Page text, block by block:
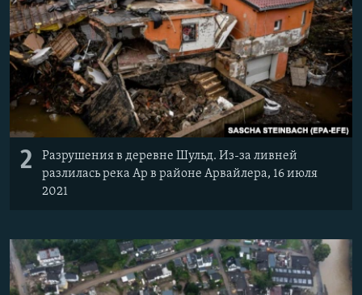
2
Разрушения в деревне Шульд. Из-за ливней
разлилась река Ар в районе Арвайлера, 16 июля
2021